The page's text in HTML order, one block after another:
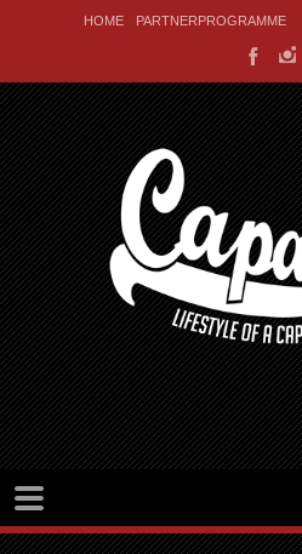
HOME PARTNERPROGRAMME